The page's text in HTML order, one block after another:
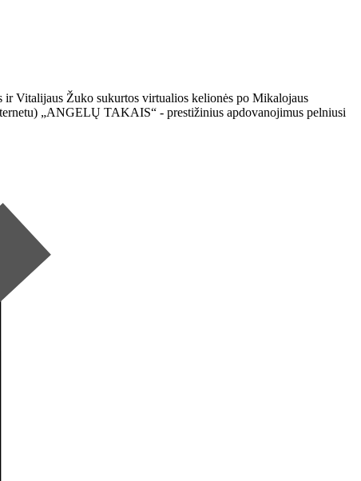
Vitalijaus Žuko sukurtos virtualios kelionės po Mikalojaus
„ANGELŲ TAKAIS“ - prestižinius apdovanojimus pelniusi